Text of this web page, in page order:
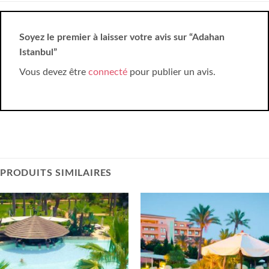
Soyez le premier à laisser votre avis sur “Adahan
Istanbul”
Vous devez être connecté pour publier un avis.
PRODUITS SIMILAIRES